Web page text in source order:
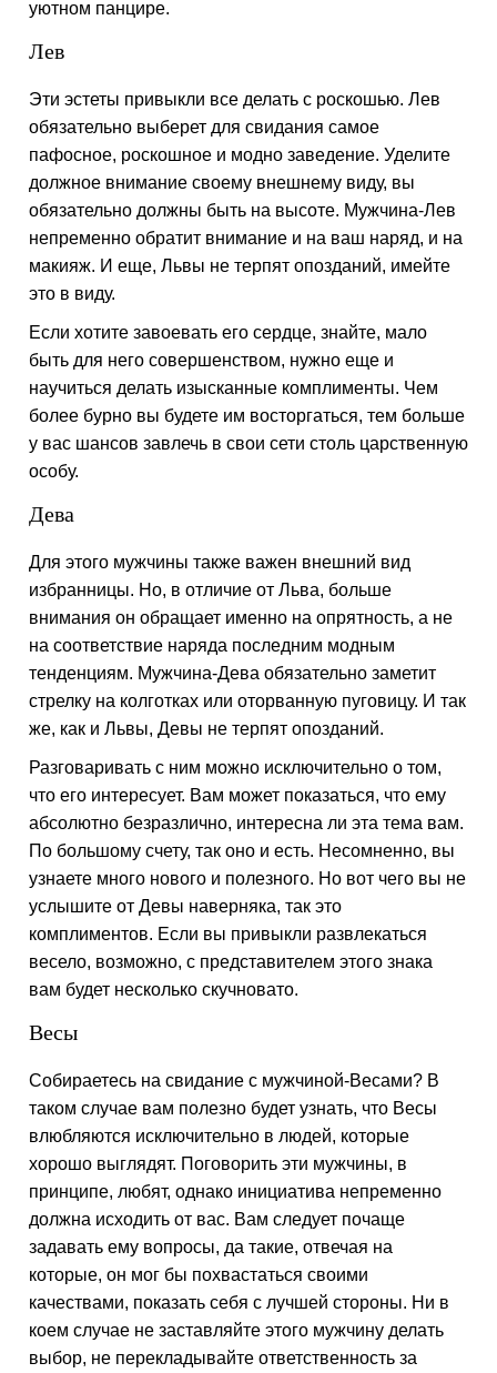
уютном панцире.
Лев
Эти эстеты привыкли все делать с роскошью. Лев
обязательно выберет для свидания самое
пафосное, роскошное и модно заведение. Уделите
должное внимание своему внешнему виду, вы
обязательно должны быть на высоте. Мужчина-Лев
непременно обратит внимание и на ваш наряд, и на
макияж. И еще, Львы не терпят опозданий, имейте
это в виду.
Если хотите завоевать его сердце, знайте, мало
быть для него совершенством, нужно еще и
научиться делать изысканные комплименты. Чем
более бурно вы будете им восторгаться, тем больше
у вас шансов завлечь в свои сети столь царственную
особу.
Дева
Для этого мужчины также важен внешний вид
избранницы. Но, в отличие от Льва, больше
внимания он обращает именно на опрятность, а не
на соответствие наряда последним модным
тенденциям. Мужчина-Дева обязательно заметит
стрелку на колготках или оторванную пуговицу. И так
же, как и Львы, Девы не терпят опозданий.
Разговаривать с ним можно исключительно о том,
что его интересует. Вам может показаться, что ему
абсолютно безразлично, интересна ли эта тема вам.
По большому счету, так оно и есть. Несомненно, вы
узнаете много нового и полезного. Но вот чего вы не
услышите от Девы наверняка, так это
комплиментов. Если вы привыкли развлекаться
весело, возможно, с представителем этого знака
вам будет несколько скучновато.
Весы
Собираетесь на свидание с мужчиной-Весами? В
таком случае вам полезно будет узнать, что Весы
влюбляются исключительно в людей, которые
хорошо выглядят. Поговорить эти мужчины, в
принципе, любят, однако инициатива непременно
должна исходить от вас. Вам следует почаще
задавать ему вопросы, да такие, отвечая на
которые, он мог бы похвастаться своими
качествами, показать себя с лучшей стороны. Ни в
коем случае не заставляйте этого мужчину делать
выбор, не перекладывайте ответственность за